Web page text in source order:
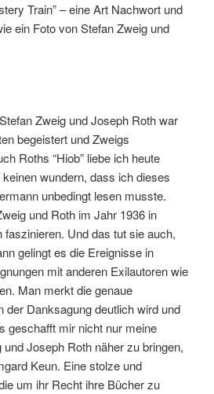
Train” – eine Art Nachwort und
ein Foto von Stefan Zweig und
Zweig und Joseph Roth war
begeistert und Zweigs
Roths “Hiob” liebe ich heute
wundern, dass ich dieses
unbedingt lesen musste.
und Roth im Jahr 1936 in
Und das tut sie auch,
gelingt es die Ereignisse in
mit anderen Exilautoren wie
Man merkt die genaue
der Danksagung deutlich wird und
geschafft mir nicht nur meine
Joseph Roth näher zu bringen,
Keun. Eine stolze und
um ihr Recht ihre Bücher zu